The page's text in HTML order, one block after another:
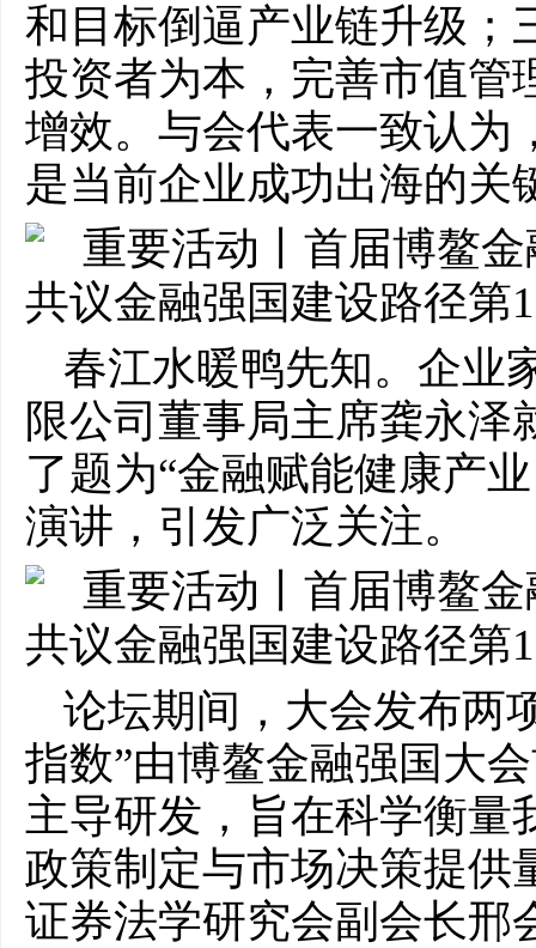
和目标倒逼产业链升级；
投资者为本，完善市值管
增效。与会代表一致认为
是当前企业成功出海的关
春江水暖鸭先知。企业
限公司董事局主席龚永泽
了题为“金融赋能健康产
演讲，引发广泛关注。
论坛期间，大会发布两
指数”由博鳌金融强国大
主导研发，旨在科学衡量
政策制定与市场决策提供
证券法学研究会副会长邢